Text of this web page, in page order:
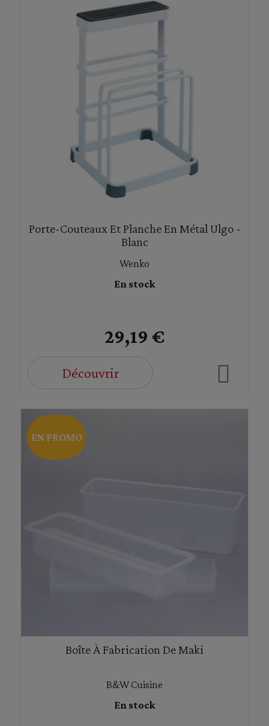
Porte-Couteaux Et Planche En Métal Ulgo -
Blanc
Wenko
En stock
29,19 €
Découvrir
Boîte À Fabrication De Maki
B&W Cuisine
En stock
EN PROMO